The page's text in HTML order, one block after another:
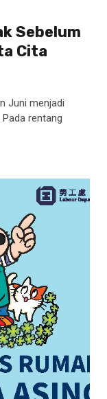
Sebelum
Cita
Juni menjadi
rentang